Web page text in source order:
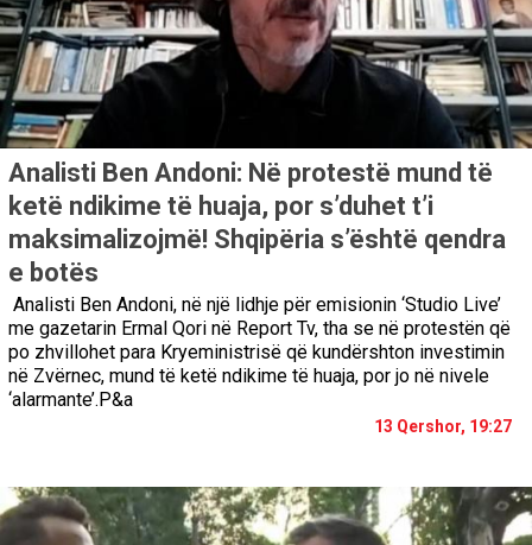
Analisti Ben Andoni: Në protestë mund të
ketë ndikime të huaja, por s’duhet t’i
maksimalizojmë! Shqipëria s’është qendra
e botës
Analisti Ben Andoni, në një lidhje për emisionin ‘Studio Live’
me gazetarin Ermal Qori në Report Tv, tha se në protestën që
po zhvillohet para Kryeministrisë që kundërshton investimin
në Zvërnec, mund të ketë ndikime të huaja, por jo në nivele
‘alarmante’.P&a
13 Qershor, 19:27